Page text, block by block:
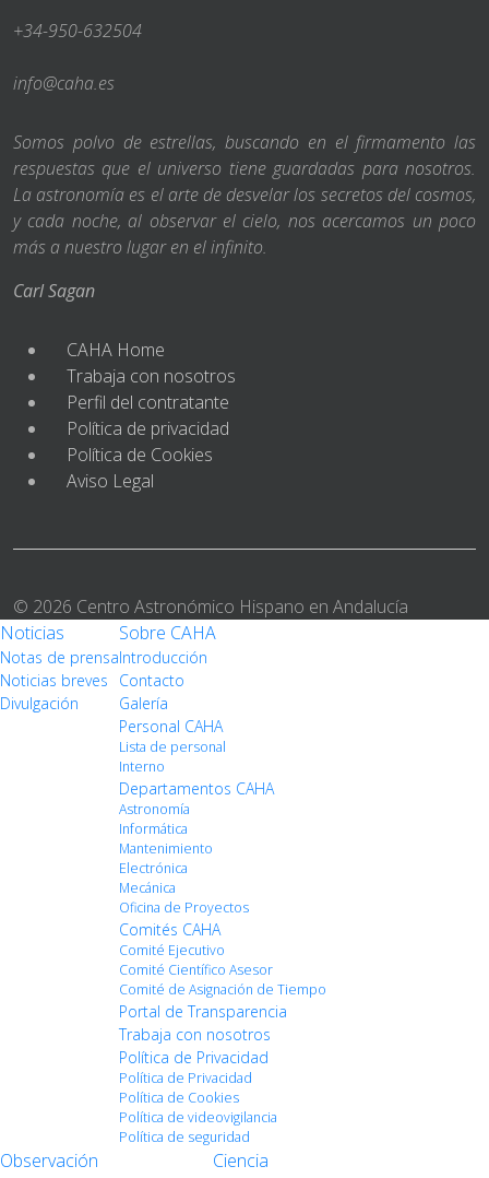
+34-950-632504
info@caha.es
Somos polvo de estrellas, buscando en el firmamento las
respuestas que el universo tiene guardadas para nosotros.
La astronomía es el arte de desvelar los secretos del cosmos,
y cada noche, al observar el cielo, nos acercamos un poco
más a nuestro lugar en el infinito.
Carl Sagan
CAHA Home
Trabaja con nosotros
Perfil del contratante
Política de privacidad
Política de Cookies
Aviso Legal
© 2026 Centro Astronómico Hispano en Andalucía
Noticias
Notas de prensa
Noticias breves
Divulgación
Sobre CAHA
Introducción
Contacto
Galería
Personal CAHA
Lista de personal
Interno
Departamentos CAHA
Astronomía
Informática
Mantenimiento
Electrónica
Mecánica
Oficina de Proyectos
Comités CAHA
Comité Ejecutivo
Comité Científico Asesor
Comité de Asignación de Tiempo
Portal de Transparencia
Trabaja con nosotros
Política de Privacidad
Política de Privacidad
Política de Cookies
Política de videovigilancia
Política de seguridad
Observación Ciencia